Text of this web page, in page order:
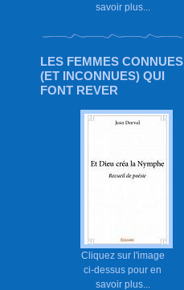
savoir plus...
LES FEMMES CONNUES
(ET INCONNUES) QUI
FONT REVER
Cliquez sur l'image
ci-dessus pour en
savoir plus...